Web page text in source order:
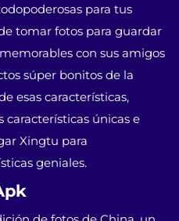
para tus
tomar fotos para guardar
con sus amigos
súper bonitos de la
esas características,
únicas e
Xingtu para
geniales.